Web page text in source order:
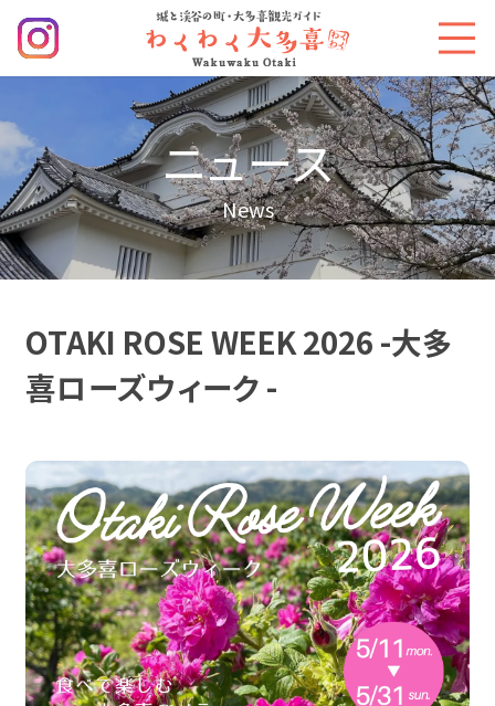
ニュース
News
OTAKI ROSE WEEK 2026 -大多
喜ローズウィーク -